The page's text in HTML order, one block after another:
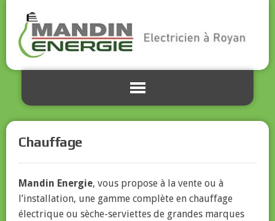
Chauffage
Mandin Energie, vous propose à la vente ou à
l’installation, une gamme complète en chauffage
électrique ou sèche-serviettes de grandes marques